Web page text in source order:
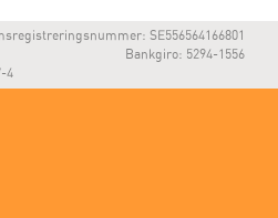
SE556564166801
Bankgiro: 5294-1556
4